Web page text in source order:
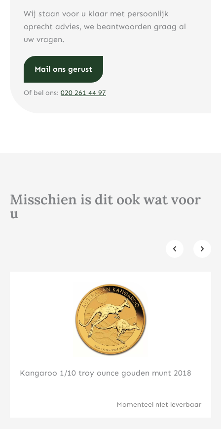
Wij staan voor u klaar met persoonlijk
oprecht advies, we beantwoorden graag al
uw vragen.
Mail ons gerust
Of bel ons: 020 261 44 97
Misschien is dit ook wat voor
u
Kangaroo 1/10 troy ounce gouden munt 2018
Momenteel niet leverbaar
Klik hier